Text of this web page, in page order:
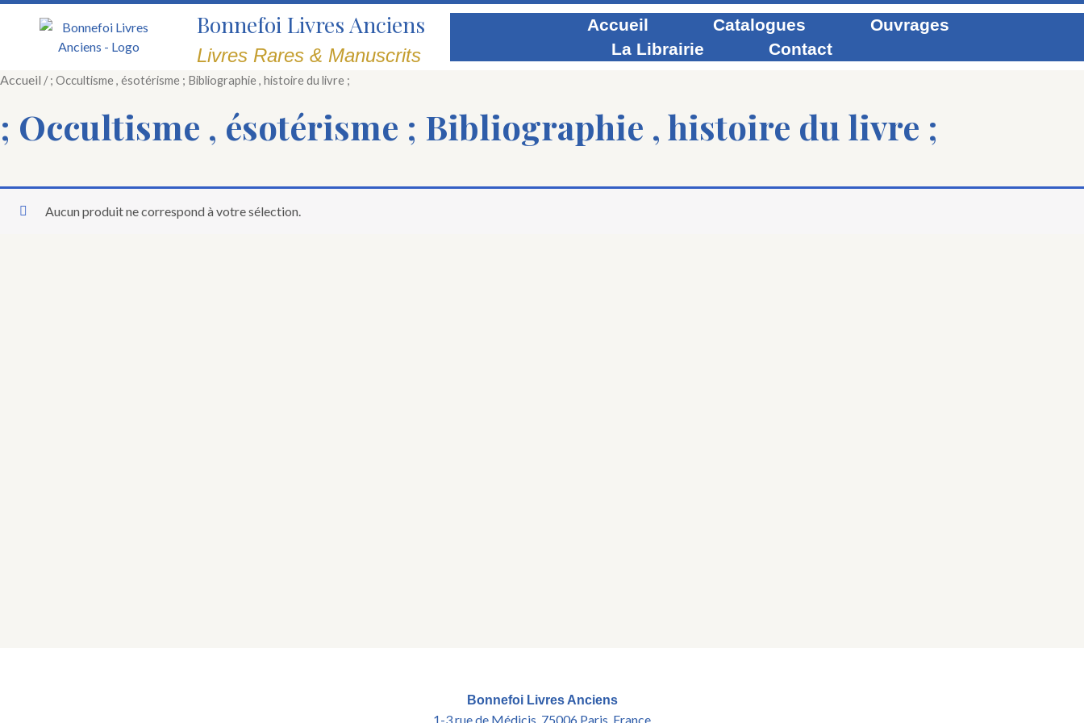
Aller
Bonnefoi Livres Anciens
Livres Rares & Manuscrits
Accueil Catalogues
Ouvrages
La Librairie
Contact
Accueil / ; Occultisme , ésotérisme ; Bibliographie , histoire du livre ;
; Occultisme , ésotérisme ; Bibliographie , histoire du livre ;
Aucun produit ne correspond à votre sélection.
Bonnefoi Livres Anciens
1-3 rue de Médicis, 75006 Paris, France